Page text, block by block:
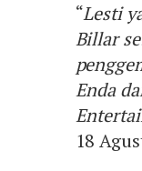
“Lesti
Billar
Enda
18